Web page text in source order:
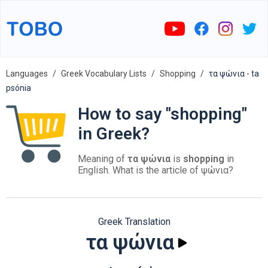
Languages Greek Vocabulary Lists Shopping
τα ψώνια - ta
psónia
How to say "shopping"
in Greek?
Meaning of τα ψώνια is shopping in
English. What is the article of ψώνια?
Greek Translation
τα ψώνια